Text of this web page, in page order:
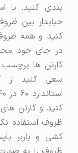
بندی کنید. با
حبابدار بین ظروف و
کنید و همه ظروف
در جای خود محکم
کارتن ها برچسب
سعی کنید از
کنید و کارتن های
ظروف استفاده
کشی و باربر